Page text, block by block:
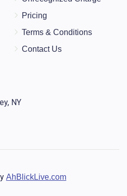
Pricing
Terms & Conditions
Contact Us
NY
AhBlickLive.com